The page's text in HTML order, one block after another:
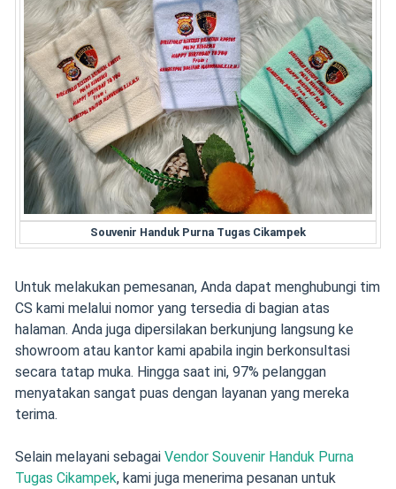
Souvenir Handuk Purna Tugas Cikampek
Untuk melakukan pemesanan, Anda dapat menghubungi tim
CS kami melalui nomor yang tersedia di bagian atas
halaman. Anda juga dipersilakan berkunjung langsung ke
showroom atau kantor kami apabila ingin berkonsultasi
secara tatap muka. Hingga saat ini, 97% pelanggan
menyatakan sangat puas dengan layanan yang mereka
terima.
Selain melayani sebagai Vendor Souvenir Handuk Purna
Tugas Cikampek, kami juga menerima pesanan untuk